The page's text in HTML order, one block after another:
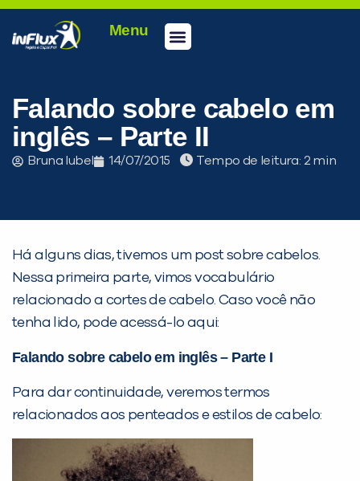
Menu
Falando sobre cabelo em
inglês – Parte II
Bruna Iubel 14/07/2015 Tempo de leitura:
Há alguns dias, tivemos um post sobre cabelos.
Nessa primeira parte, vimos vocabulário
relacionado a cortes de cabelo. Caso você não
tenha lido, pode acessá-lo aqui:
Falando sobre cabelo em inglês – Parte I
Para dar continuidade, veremos termos
relacionados aos penteados e estilos de cabelo: